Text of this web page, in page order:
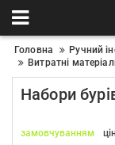
Головна
Ручний
Витратні
Набори
замовчуванням